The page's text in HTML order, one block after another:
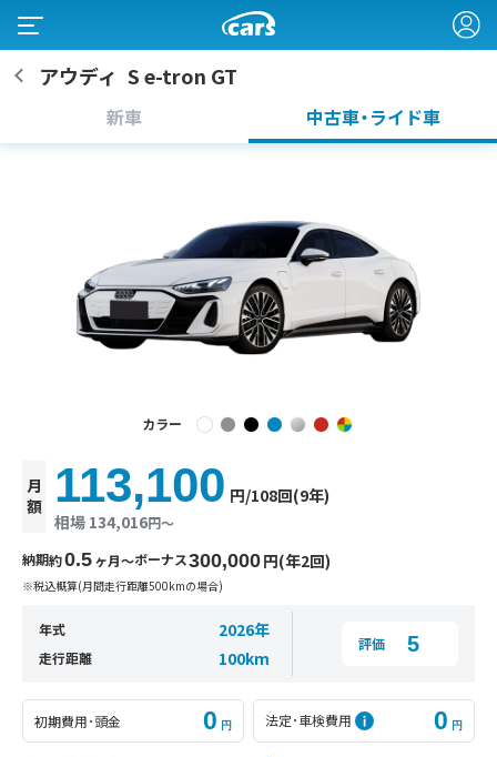
アウディ S e-tron GT
新車 中古車・ライド車
カラー
月
額
相場 134,016円〜
113,100 円/108回(9年)
納期約0.5ヶ月〜ボーナス300,000円(年2回)
※税込概算(月間走行距離500kmの場合)
年式 2026年
走行距離 100km
評価 5
初期費用･頭金 0 円 法定･車検費用 0 円